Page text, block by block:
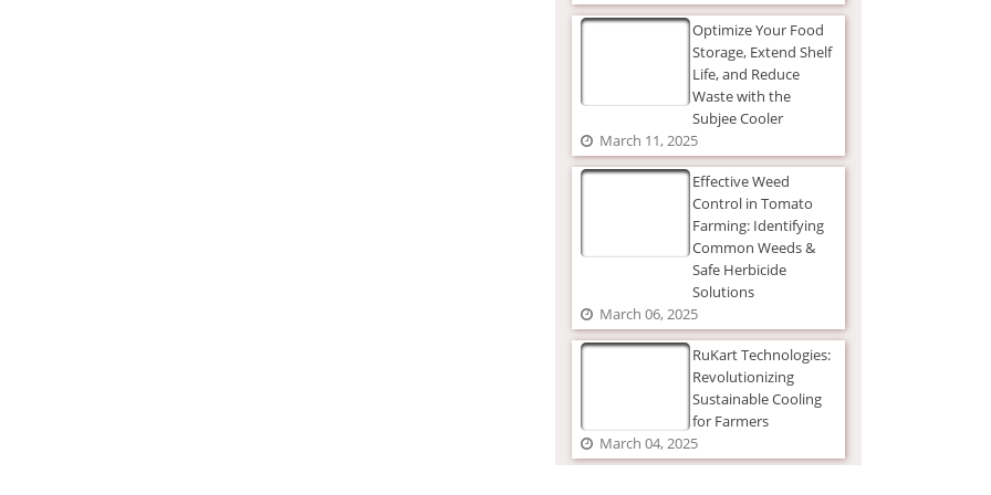
Optimize Your Food
Storage, Extend Shelf
Life, and Reduce
Waste with the
Subjee Cooler
March 11, 2025
Effective Weed
Control in Tomato
Farming: Identifying
Common Weeds &
Safe Herbicide
Solutions
March 06, 2025
RuKart Technologies:
Revolutionizing
Sustainable Cooling
for Farmers
March 04, 2025